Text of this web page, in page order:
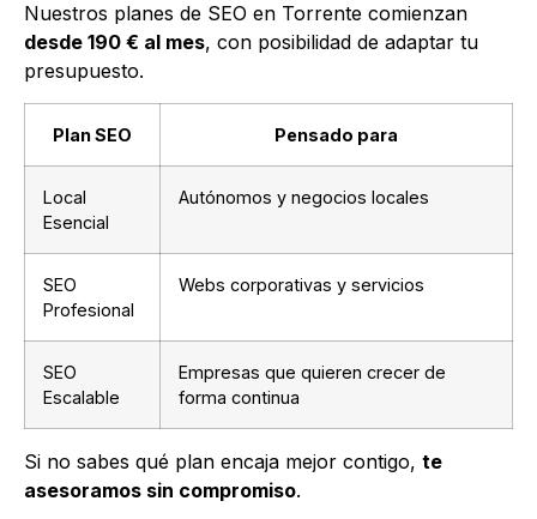
Nuestros planes de SEO en Torrente comienzan
desde 190 € al mes, con posibilidad de adaptar tu
presupuesto.
Plan SEO Pensado para
Local
Esencial
Autónomos y negocios locales
SEO
Profesional
Webs corporativas y servicios
SEO
Escalable
Empresas que quieren crecer de
forma continua
Si no sabes qué plan encaja mejor contigo, te
asesoramos sin compromiso.